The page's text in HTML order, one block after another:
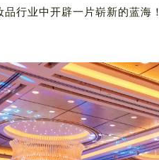
行业中开辟一片崭新的蓝海！